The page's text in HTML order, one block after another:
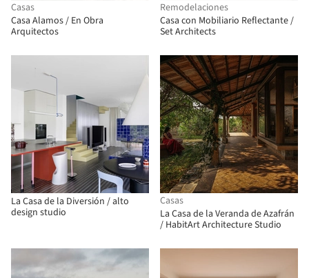
Casas
Casa Alamos / En Obra
Arquitectos
Remodelaciones
Casa con Mobiliario Reflectante /
Set Architects
La Casa de la Diversión / alto
design studio
Casas
La Casa de la Veranda de Azafrán
/ HabitArt Architecture Studio